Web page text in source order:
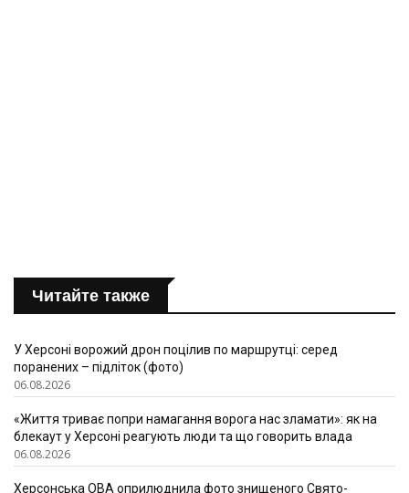
Читайте также
У Херсоні ворожий дрон поцілив по маршрутці: серед
поранених – підліток (фото)
06.08.2026
«Життя триває попри намагання ворога нас зламати»: як на
блекаут у Херсоні реагують люди та що говорить влада
06.08.2026
Херсонська ОВА оприлюднила фото знищеного Свято-